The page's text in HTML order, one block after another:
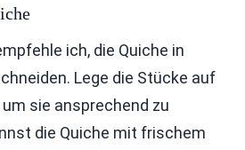
ich, die Quiche in
Lege die Stücke auf
sie ansprechend zu
die Quiche mit frischem